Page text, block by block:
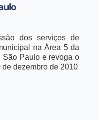
dos serviços de
na Área 5 da
São Paulo e revoga o
de dezembro de 2010